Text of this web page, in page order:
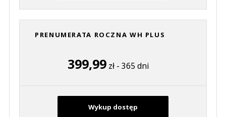
PRENUMERATA ROCZNA WH PLUS
399,99zł - 365 dni
Wykup dostęp